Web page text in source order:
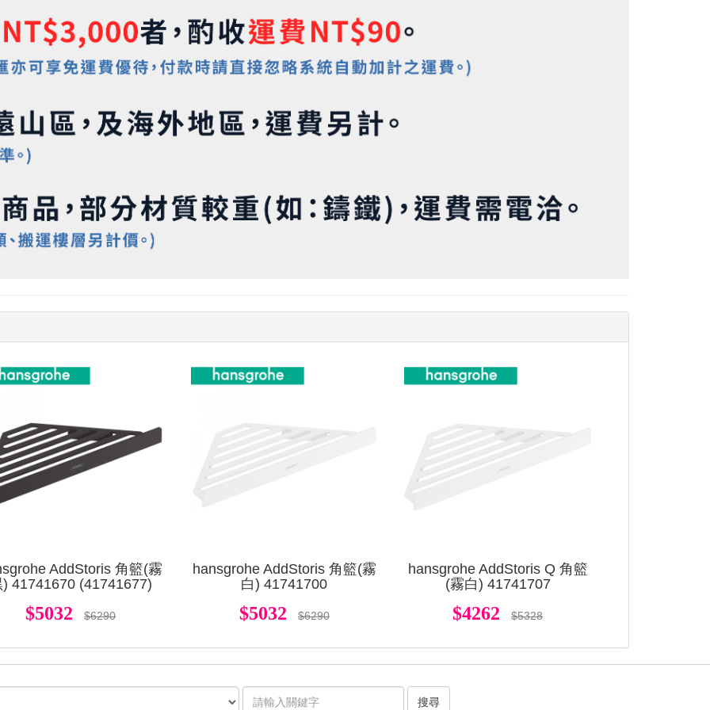
AddStoris 角籃(霧
) 41741670 (41741677)
$5032 $6290
hansgrohe AddStoris 角籃(霧
白) 41741700
$5032 $6290
hansgrohe AddStoris Q 角籃
(霧白) 41741707
$4262 $5328
搜尋